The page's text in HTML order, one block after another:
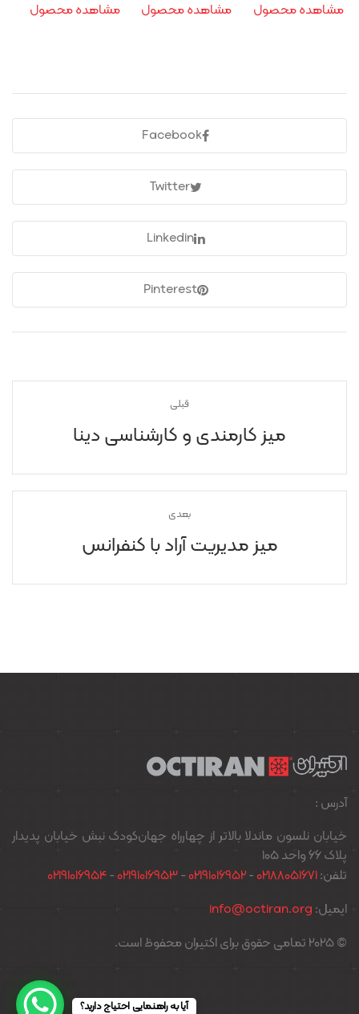
مشاهده محصول مشاهده محصول مشاهده محصول
Facebook
Twitter
Linkedin
Pinterest
قبلی
میز کارمندی و کارشناسی دینا
بعدی
میز مدیریت آراد با کنفرانس
آدرس :
خیابان نلسون ماندلا بالاتر از چهارراه جهان‌کودک نبش خیابان پدیدار
پلاک ۶۶ واحد ۱۰۵
تلفن:02188051671
-
02191016952
-
02191016953
-
02191016954
ایمیل: info@octiran.org
© 2025 تمامی حقوق برای اکتیران محفوظ است.
آیا به راهنمایی احتیاج دارید؟